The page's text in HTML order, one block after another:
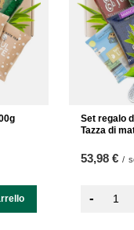
Set regalo
Tazza di
53,98 € /
-